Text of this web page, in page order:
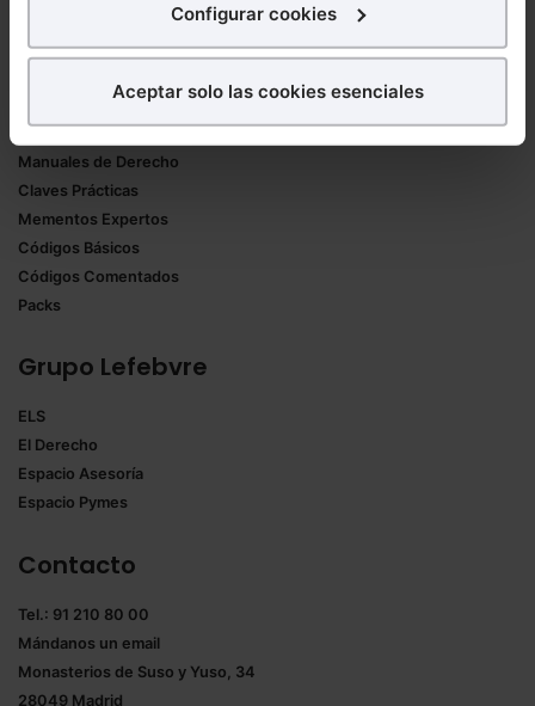
¿Qué puedes hacer?
experiencia en la web sea óptima
Puedesaceptar solo las esenciales
todas las cookies excepto aquellas imprescindibles.
También puedes
seleccionar solo aquellas que quieras permitir en tu
navegador. Si no seleccionas ninguna utilizaremos
las que sean indispensables para la navegación.
Saber más acerca de las cookies
Configurar cookies
Aceptar solo las cookies esenciales
Productos
Formularios Jurídicos
Manuales de Derecho
Claves Prácticas
Mementos Expertos
Códigos Básicos
Códigos Comentados
Packs
Grupo Lefebvre
ELS
El Derecho
Espacio Asesoría
Espacio Pymes
Contacto
Tel.: 91 210 80 00
Mándanos un email
Monasterios de Suso y Yuso, 34
28049 Madrid